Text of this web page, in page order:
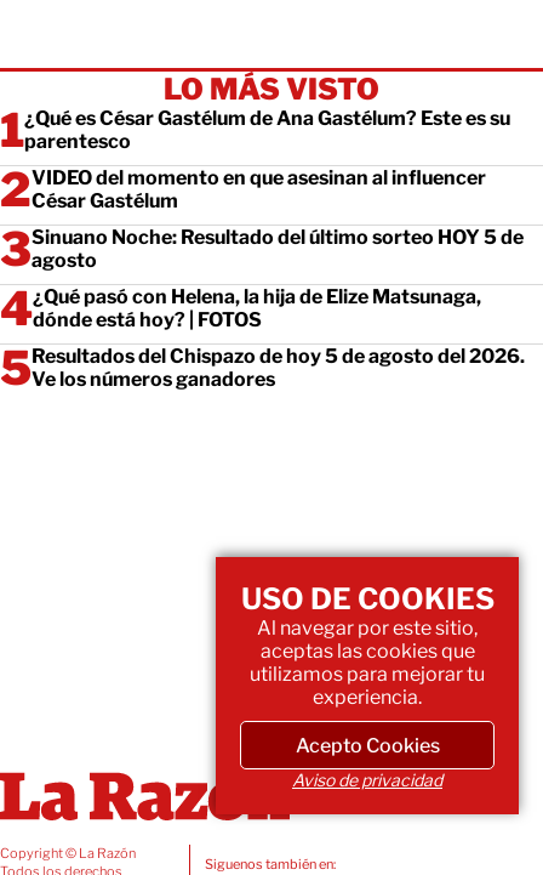
LO MÁS VISTO
¿Qué es César Gastélum de Ana Gastélum? Este es su
parentesco
VIDEO del momento en que asesinan al influencer
César Gastélum
Sinuano Noche: Resultado del último sorteo HOY 5 de
agosto
¿Qué pasó con Helena, la hija de Elize Matsunaga,
dónde está hoy? | FOTOS
Resultados del Chispazo de hoy 5 de agosto del 2026.
Ve los números ganadores
Copyright © La Razón
Todos los derechos
Siguenos también en:
USO DE COOKIES
Al navegar por este sitio,
aceptas las cookies que
utilizamos para mejorar tu
experiencia.
Acepto Cookies
Aviso de privacidad